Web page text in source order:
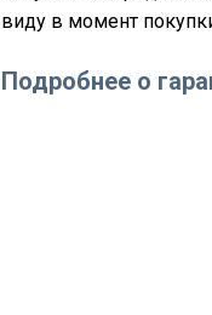
виду в момент
Подробнее о